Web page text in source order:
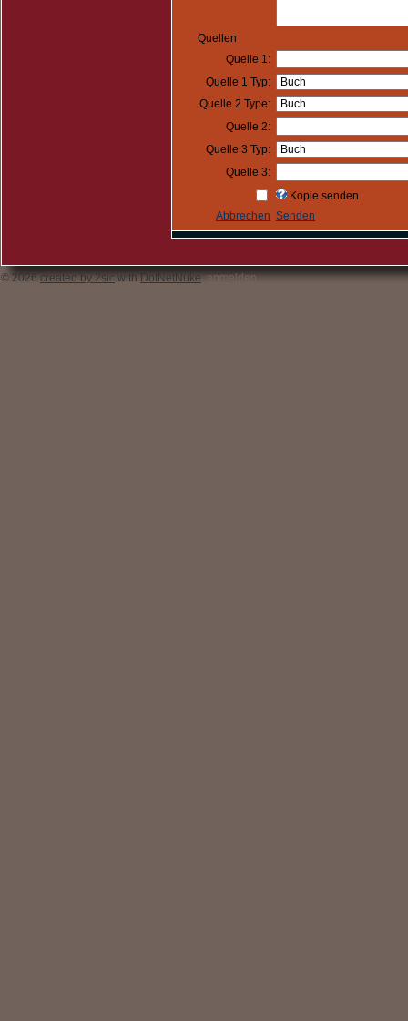
Quellen
Quelle 1:
Quelle 1 Typ:
Quelle 2 Type:
Quelle 2:
Quelle 3 Typ:
Quelle 3:
Kopie senden
Abbrechen Senden
© 2026created by 2sicwithDotNetNuke anmelden